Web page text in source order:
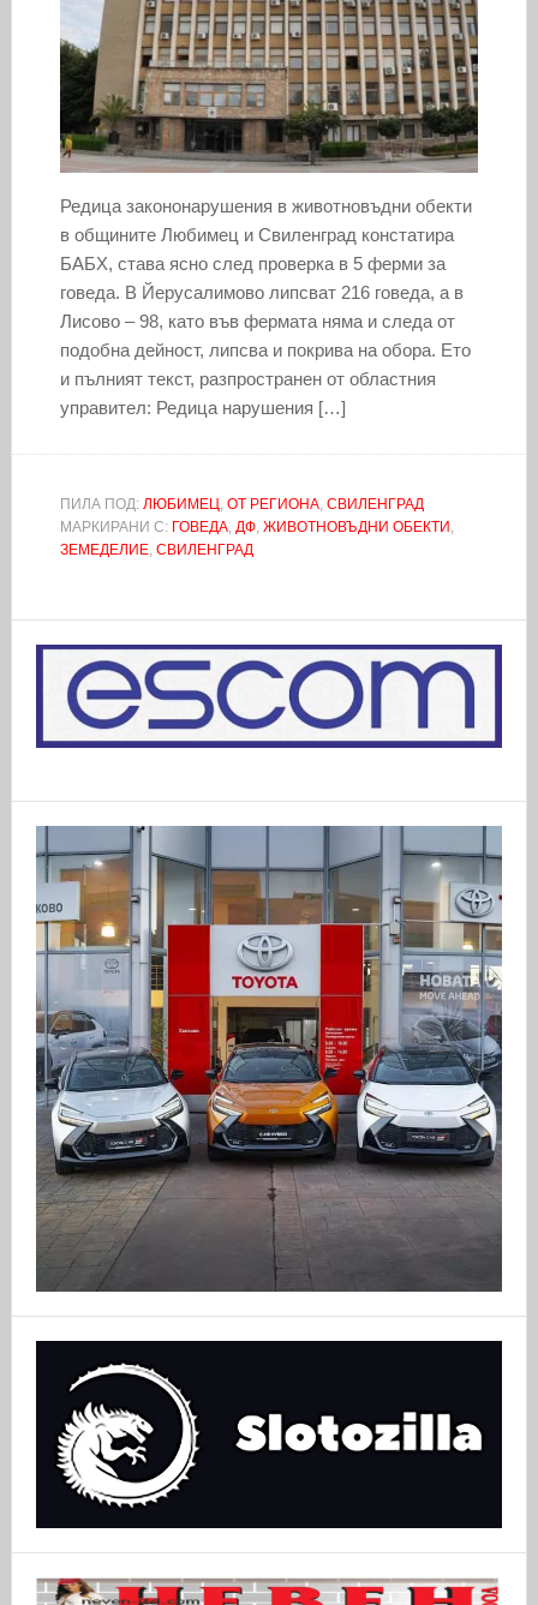
Редица закононарушения в животновъдни обекти
в общините Любимец и Свиленград констатира
БАБХ, става ясно след проверка в 5 ферми за
говеда. В Йерусалимово липсват 216 говеда, а в
Лисово – 98, като във фермата няма и следа от
подобна дейност, липсва и покрива на обора. Ето
и пълният текст, разпространен от областния
управител: Редица нарушения […]
ПИЛА ПОД: ЛЮБИМЕЦ, ОТ РЕГИОНА, СВИЛЕНГРАД
МАРКИРАНИ С: ГОВЕДА, ДФ, ЖИВОТНОВЪДНИ ОБЕКТИ ,
ЗЕМЕДЕЛИЕ, СВИЛЕНГРАД